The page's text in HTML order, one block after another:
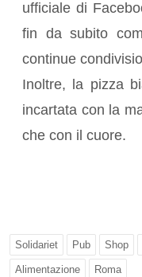
ufficiale di
fin da subito
continue
Inoltre, la pizza
incartata con la
che con il cuore.
Solidariet Pub Shop
Alimentazione Roma